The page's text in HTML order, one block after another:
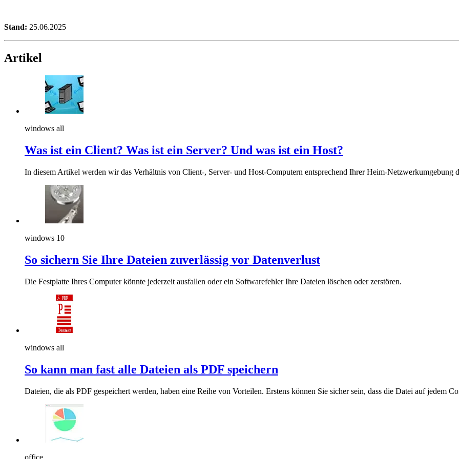
Stand: 25.06.2025
Artikel
windows all
Was ist ein Client? Was ist ein Server? Und was ist ein Host?
In diesem Artikel werden wir das Verhältnis von Client-, Server- und Host-Computern entsprechend Ihrer Heim-Netzwerkumgebung
windows 10
So sichern Sie Ihre Dateien zuverlässig vor Datenverlust
Die Festplatte Ihres Computer könnte jederzeit ausfallen oder ein Softwarefehler Ihre Dateien löschen oder zerstören.
windows all
So kann man fast alle Dateien als PDF speichern
Dateien, die als PDF gespeichert werden, haben eine Reihe von Vorteilen. Erstens können Sie sicher sein, dass die Datei auf jedem
office